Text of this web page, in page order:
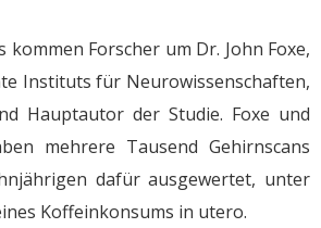
kommen Forscher um Dr. John Foxe,
Instituts für Neurowissenschaften,
Hauptautor der Studie. Foxe und
mehrere Tausend Gehirnscans
dafür ausgewertet, unter
Koffeinkonsums in utero.